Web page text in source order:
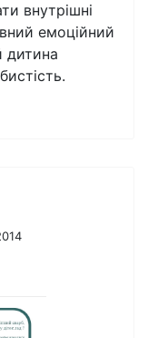
внутрішні
емоційний
дитина